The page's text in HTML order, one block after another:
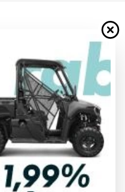
DE PAIEMENT